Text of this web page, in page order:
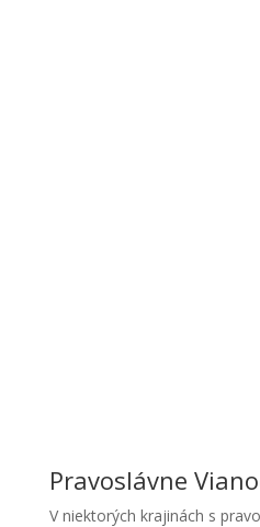
Pravoslávne
V niektorých krajinách s